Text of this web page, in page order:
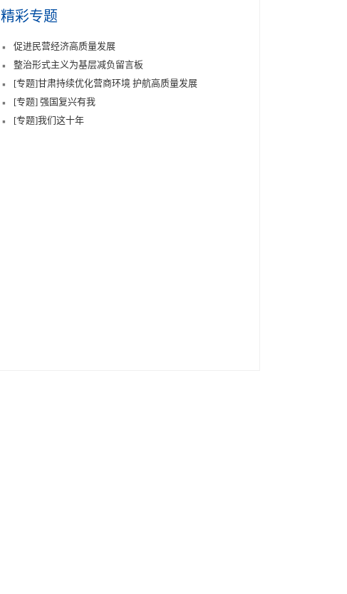
精彩专题
促进民营经济高质量发展
整治形式主义为基层减负留言板
[专题]甘肃持续优化营商环境 护航高质量发展
[专题] 强国复兴有我
[专题]我们这十年